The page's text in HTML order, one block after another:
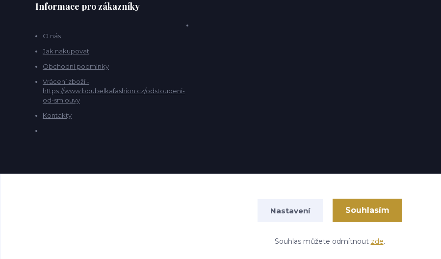
Informace pro zákazníky
O nás
Jak nakupovat
Obchodní podmínky
Vrácení zboží -
https://www.boubelkafashion.cz/odstoupeni-
od-smlouvy
Kontakty
Nastavení Souhlasím
Souhlas můžete odmítnout zde.